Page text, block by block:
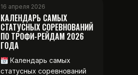
16 апреля 2026
КАЛЕНДАРЬ САМЫХ
СТАТУСНЫХ СОРЕВНОВАНИЙ
ПО ТРОФИ-РЕЙДАМ 2026
ГОДА
Календарь самых
статусных соревнований